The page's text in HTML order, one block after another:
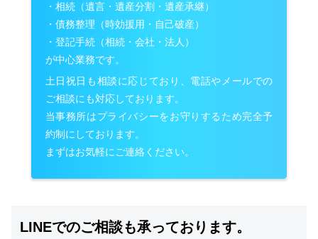
・相続（遺言・遺産分割・遺産承継）
・債務整理（時効援用・自己破産）
・登記手続（相続・会社・法人）
が中心業務です。
土日祝日も相談に応じており、電話やメールでの
ご相談にも対応しております。
当事務所はプライバシーをお守りするため完全予
約制にしております。
まずはお気軽にご連絡ください。
LINEでのご相談も承っております。